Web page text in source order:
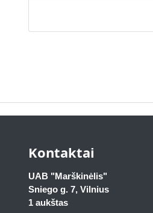
Kontaktai
UAB "Marškinėlis"
Sniego g. 7, Vilnius
1 aukštas